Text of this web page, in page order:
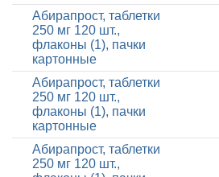
Абирапрост, таблетки
250 мг 120 шт.,
флаконы (1), пачки
картонные
Абирапрост, таблетки
250 мг 120 шт.,
флаконы (1), пачки
картонные
Абирапрост, таблетки
250 мг 120 шт.,